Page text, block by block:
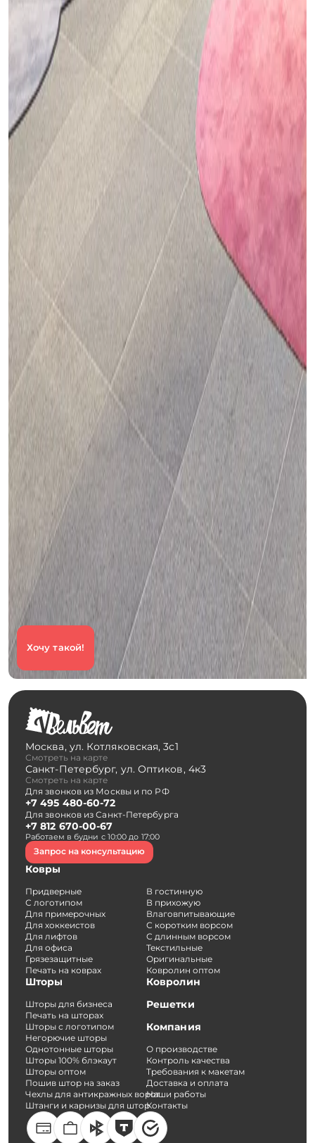
Хочу такой!
Москва, ул. Котляковская, 3с1
Смотреть на карте
Санкт-Петербург, ул. Оптиков, 4к3
Смотреть на карте
Для звонков из Москвы и по РФ
+7 495 480-60-72
Для звонков из Санкт-Петербурга
+7 812 670-00-67
Работаем в будни с 10:00 до 17:00
Запрос на консультацию
Ковры
Придверные
С логотипом
Для примерочных
Для хоккеистов
Для лифтов
Для офиса
Грязезащитные
Печать на коврах
В гостинную
В прихожую
Влаговпитывающие
С коротким ворсом
С длинным ворсом
Текстильные
Оригинальные
Ковролин оптом
Шторы
Шторы для бизнеса
Печать на шторах
Шторы с логотипом
Негорючие шторы
Однотонные шторы
Шторы 100% блэкаут
Шторы оптом
Пошив штор на заказ
Чехлы для антикражных ворот
Штанги и карнизы для штор
Ковролин
Решетки
Компания
О производстве
Контроль качества
Требования к макетам
Доставка и оплата
Наши работы
Контакты